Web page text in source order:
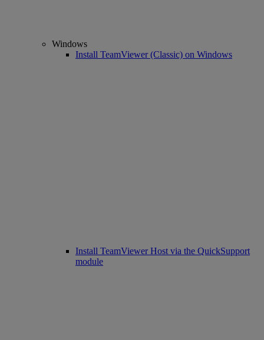
Windows
Install TeamViewer (Classic) on Windows
Install TeamViewer Host via the QuickSupport
module